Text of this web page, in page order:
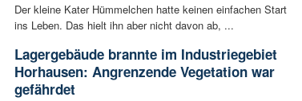
Der kleine Kater Hümmelchen hatte keinen einfachen Start
ins Leben. Das hielt ihn aber nicht davon ab, ...
Lagergebäude brannte im Industriegebiet
Horhausen: Angrenzende Vegetation war
gefährdet